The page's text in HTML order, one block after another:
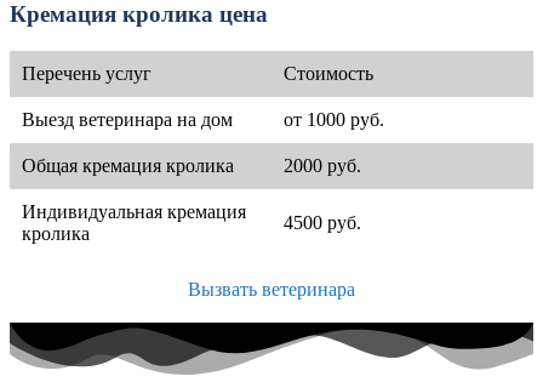
Кремация кролика цена
Перечень услуг Стоимость
Выезд ветеринара на дом от 1000 руб.
Общая кремация кролика 2000 руб.
Индивидуальная кремация
кролика
4500 руб.
Вызвать ветеринара